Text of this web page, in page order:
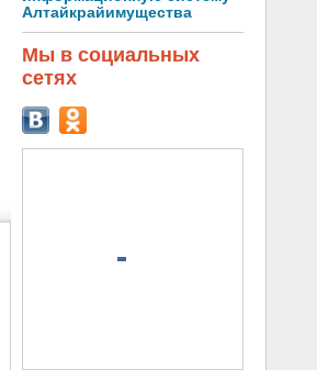
Алтайкрайимущества
Мы в социальных
сетях